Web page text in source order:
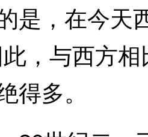
是，在今天
，与西方
得多。